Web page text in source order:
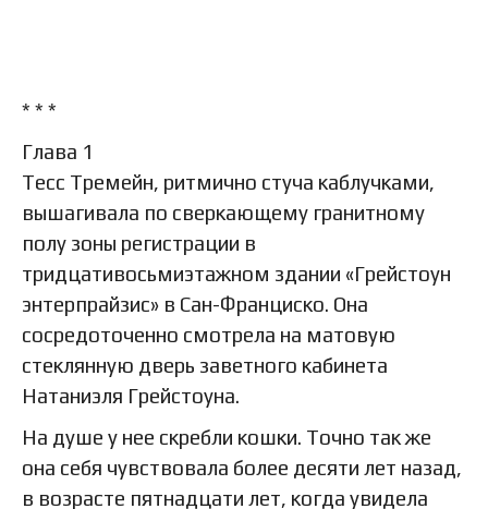
* * *
Глава 1
Тесс Тремейн, ритмично стуча каблучками,
вышагивала по сверкающему гранитному
полу зоны регистрации в
тридцативосьмиэтажном здании «Грейстоун
энтерпрайзис» в Сан-Франциско. Она
сосредоточенно смотрела на матовую
стеклянную дверь заветного кабинета
Натаниэля Грейстоуна.
На душе у нее скребли кошки. Точно так же
она себя чувствовала более десяти лет назад,
в возрасте пятнадцати лет, когда увидела